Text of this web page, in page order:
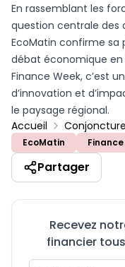
En rassemblant les
question centrale des
EcoMatin confirme sa
débat économique en
Finance Week, c’est
d’innovation et
le paysage régional.
Accueil
Conjoncture
EcoMatin Finance
Partager
Recevez
financier